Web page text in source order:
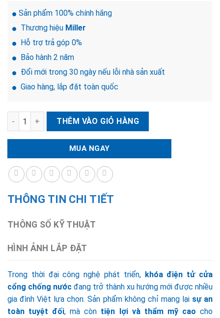
Sản phẩm 100% chính hãng
Thương hiệu Miller
Hỗ trợ trả góp 0%
Bảo hành 2 năm
Đổi mới trong 30 ngày nếu lỗi nhà sản xuất
Giao hàng, lắp đặt toàn quốc
Khóa điện tử cửa cổng Miller GK100 Pro số lượng
THÊM VÀO GIỎ HÀNG
MUA NGAY
THÔNG TIN CHI TIẾT
THÔNG SỐ KỸ THUẬT
HÌNH ẢNH LẮP ĐẶT
Trong thời đại công nghệ phát triển, khóa điện tử cửa
cổng chống nước đang trở thành xu hướng mới được nhiều
gia đình Việt lựa chọn. Sản phẩm không chỉ mang lại sự an
toàn tuyệt đối, mà còn tiện lợi và thẩm mỹ cao cho